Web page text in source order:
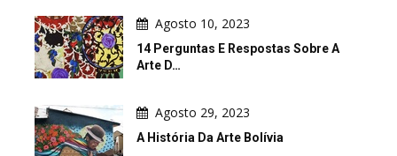
Agosto 10, 2023
14 Perguntas E Respostas Sobre A
Arte D…
Agosto 29, 2023
A História Da Arte Bolívia